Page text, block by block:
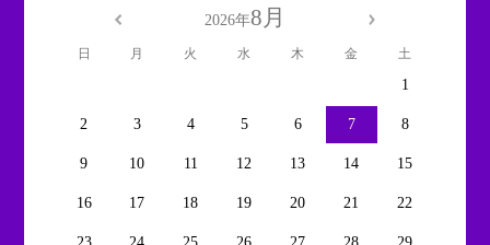
2026年8月
日 月 火 水 木 金 土
1
2 3 4 5 6 7 8
9 10 11 12 13 14 15
16 17 18 19 20 21 22